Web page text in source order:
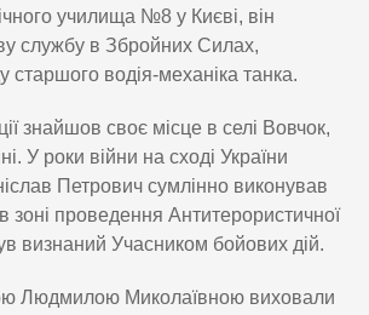
училища №8 у Києві, він
службу в Збройних Силах,
старшого водія-механіка танка.
знайшов своє місце в селі Вовчок,
У роки війни на сході України
Петрович сумлінно виконував
зоні проведення Антитерористичної
визнаний Учасником бойових дій.
Людмилою Миколаївною виховали